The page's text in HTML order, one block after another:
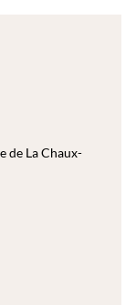
de La Chaux-